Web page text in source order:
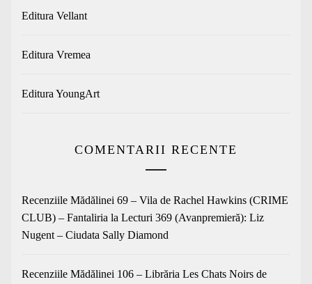
Editura Vellant
Editura Vremea
Editura YoungArt
COMENTARII RECENTE
Recenziile Mădălinei 69 – Vila de Rachel Hawkins (CRIME
CLUB) – Fantaliria la Lecturi 369 (Avanpremieră): Liz
Nugent – Ciudata Sally Diamond
Recenziile Mădălinei 106 – Librăria Les Chats Noirs de